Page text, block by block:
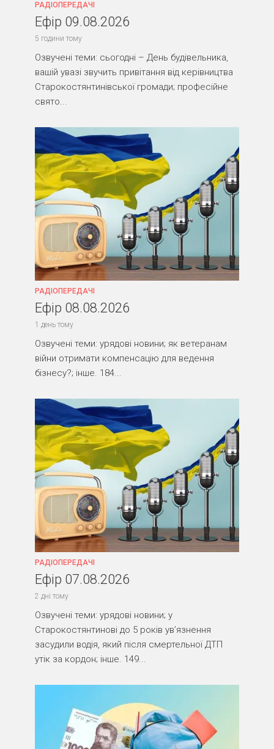
РАДІОПЕРЕДАЧІ
Ефір 09.08.2026
5 години тому
Озвучені теми: сьогодні – День будівельника,
вашій увазі звучить привітання від керівництва
Старокостянтинівської громади; професійне
свято...
РАДІОПЕРЕДАЧІ
Ефір 08.08.2026
1 день тому
Озвучені теми: урядові новини; як ветеранам
війни отримати компенсацію для ведення
бізнесу?; інше. 184...
РАДІОПЕРЕДАЧІ
Ефір 07.08.2026
2 дні тому
Озвучені теми: урядові новини; у
Старокостянтинові до 5 років ув’язнення
засудили водія, який після смертельної ДТП
утік за кордон; інше. 149...